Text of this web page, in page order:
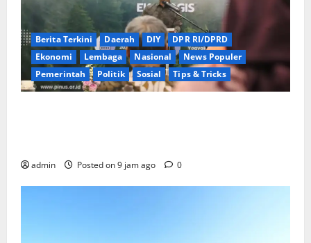
Berita Terkini Daerah DIY
DPR RI/DPRD
Ekonomi
Lembaga Nasional
News Populer
Pemerintah
Politik Sosial Tips & Tricks
admin Posted on 9 jam ago 0